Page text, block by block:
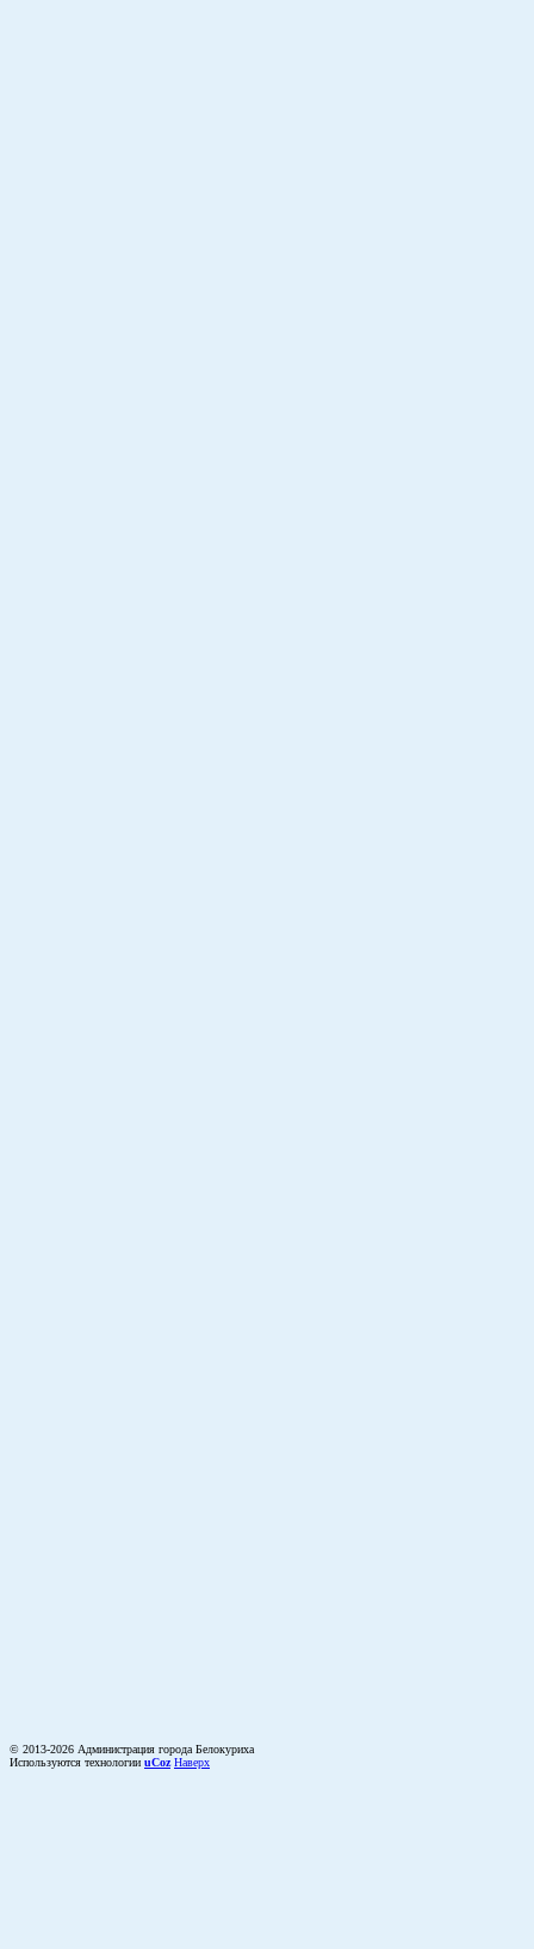
© 2013-2026 Администрация города Белокуриха
Используются технологии uCoz Наверх